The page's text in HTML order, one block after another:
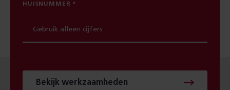
HUISNUMMER
Bekijk werkzaamheden